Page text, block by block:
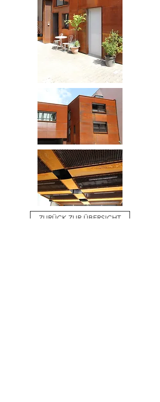
ZURÜCK ZUR ÜBERSICHT